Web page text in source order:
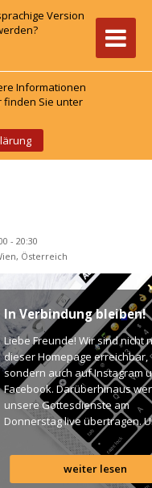
Version
Informationen
finden Sie unter
- 20:30
Österreich
In Verbindung bleiben!
Liebe Freunde! Wir sind nicht
dieser Homepage erreichbar,
ondern auch auf Instagram
Facebook. Darüberhinaus
unsere Gottesdienste am
Donnerstag live übertragen.
findet Ihr dazu alle Links.
Segen! Live-Übertragung
Gottesdienst: http://
weiter lesen